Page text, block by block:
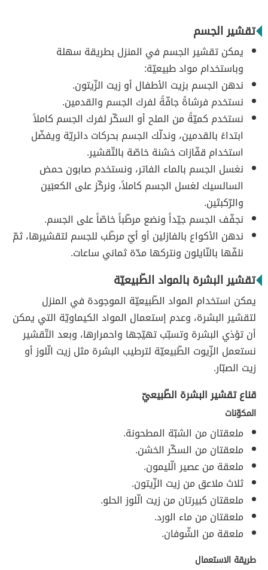
تقشير الجسم
يمكن تقشير الجسم في المنزل بطريقة سهلة
وباستخدام مواد طبيعيّة:
ندهن الجسم بزيت الأطفال أو زيت الزّيتون.
نستخدم فرشاةً جافّةً لفرك الجسم والقدمين.
نستخدم كميّةً من الملح أو السكّر لفرك الجسم كاملاً
ابتداءً بالقدمين، وندلّك الجسم بحركات دائريّة ويفضّل
استخدام قفّازات خشنة خاصّة بالتّقشير.
نغسل الجسم بالماء الفاتر، ونستخدم صابون حمض
السالسيك لغسل الجسم كاملاً، ونركّز على الكعبَين
والرّكبتَين.
نجفّف الجسم جيّداً ونضع مرطّباً خاصّاً على الجسم.
ندهن الأكواع بالفازلين أو أيّ مرطّب للجسم لتقشيرها، ثمّ
نلفّها بالنّايلون ونتركها مدّة ثماني ساعات.
تقشير البشرة بالمواد الطّبيعيّة
يمكن استخدام المواد الطّبيعيّة الموجودة في المنزل
لتقشير البشرة، وعدم إستعمال المواد الكيماويّة التي يمكن
أن تؤذي البشرة وتسبّب تهيّجها واحمرارها، وبعد التّقشير
نستعمل الزّيوت الطّبيعيّة لترطيب البشرة مثل زيت الّلوز أو
زيت الصبّار.
قناع تقشير البشرة الطّبيعيّ
المكوّنات
ملعقتان من الشبّة المطحونة.
ملعقتان من السكّر الخشن.
ملعقة من عصير الّليمون.
ثلاث ملاعق من زيت الزّيتون.
ملعقتان كبيرتان من زيت الّلوز الحلو.
ملعقتان من ماء الورد.
ملعقة من الشّوفان.
طريقة الاستعمال